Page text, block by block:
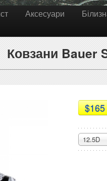
Аксесуари
Ковзани Bauer
$165
12.5D